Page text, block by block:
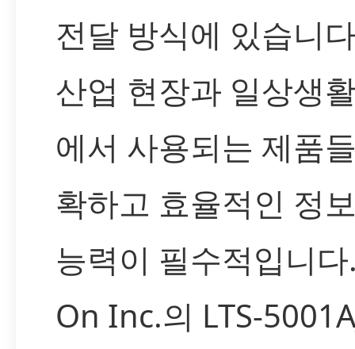
전달 방식에 있습니
산업 현장과 일상생
에서 사용되는 제품
확하고 효율적인 정
능력이 필수적입니
On Inc.의 LTS-